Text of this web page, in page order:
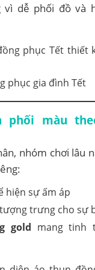
vì dễ phối đồ và
phục gia đình Tết
phối màu
nhóm chơi lâu
hiện sự ấm áp
tượng trưng cho sự
gold mang tinh